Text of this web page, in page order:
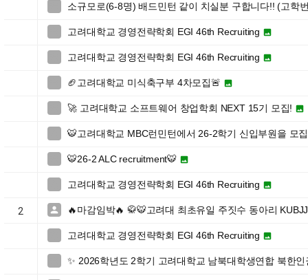
소규모로(6-8명) 배드민턴 같이 치실분 구합니다!! (고학
고려대학교 경영전략학회 EGI 46th Recruiting 
고려대학교 경영전략학회 EGI 46th Recruiting 
🏈고려대학교 미식축구부 4차모집🚨 
🚀 고려대학교 소프트웨어 창업학회 NEXT 15기 모집! 
🐯고려대학교 MBC런민턴에서 26-2학기 신입부원을 모
🐯26-2 ALC recruitment🐯 
고려대학교 경영전략학회 EGI 46th Recruiting 
2  🔥마감임박🔥 🥋🐯고려대 최초유일 주짓수 동아리
고려대학교 경영전략학회 EGI 46th Recruiting 
✨ 2026학년도 2학기 고려대학교 남북대학생연합 북한